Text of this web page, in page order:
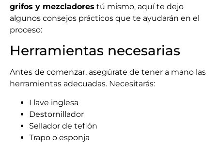
grifos y mezcladores tú mismo, aquí te dejo
algunos consejos prácticos que te ayudarán en el
proceso:
Herramientas necesarias
Antes de comenzar, asegúrate de tener a mano las
herramientas adecuadas. Necesitarás:
Llave inglesa
Destornillador
Sellador de teflón
Trapo o esponja